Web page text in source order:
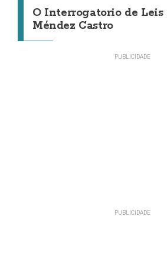
O Interrogatorio de Leis
Méndez Castro